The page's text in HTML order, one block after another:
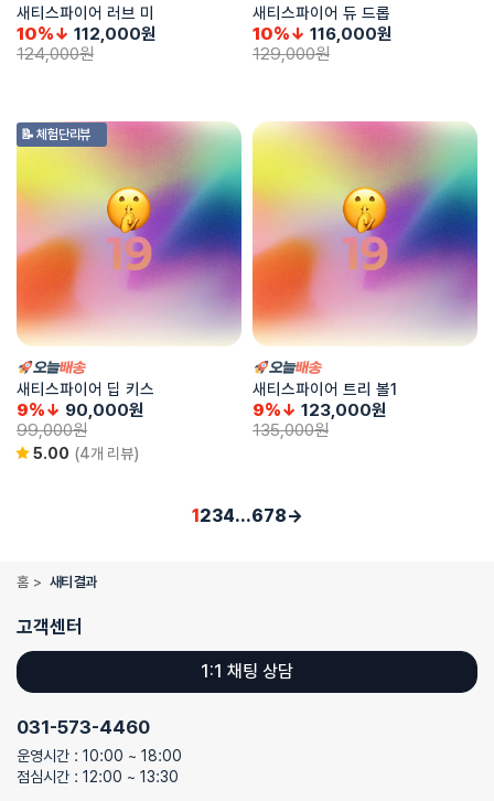
새티스파이어 러브 미
10%↓ 112,000원
124,000원
새티스파이어 듀 드롭
10%↓ 116,000원
129,000원
📝 체험단리뷰
새티스파이어 딥 키스
9%↓ 90,000원
99,000원
5.00 (4개 리뷰)
새티스파이어 트리 볼1
9%↓ 123,000원
135,000원
1234…678→
홈> 새티 결과
고객센터
1:1 채팅 상담
031-573-4460
운영시간 : 10:00 ~ 18:00
점심시간 : 12:00 ~ 13:30